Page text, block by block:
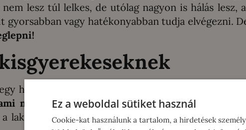
lesz túl lelkes, de utólag nagyon is hálás lesz,
vagy hatékonyabban tudja elvégezni.
háztartásban ott a porszívózás szinte a napi
mindig kiborul, kiszóródik, morzsál…
lakás bármelyik pontján, bármikor szükség lehet
Ez a weboldal sütiket használ
Cookie-kat használunk a tartalom, a hirdetések